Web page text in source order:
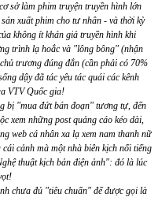
sở làm phim truyện truyền hình lớn
xuất phim cho tư nhân - và thời kỳ
không ít khán giả truyền hình khi
trình lạ hoắc và "lông bông" (nhận
trương đúng đắn (cần phải có 70%
dậy đã tác yêu tác quái các kênh
VTV Quốc gia!
"mua đứt bán đoạn" tương tự, đến
xem những post quảng cáo kéo dài,
web cá nhân xa lạ xem nam thanh nữ
cảnh mà một nhà biên kịch nổi tiếng
thuật kịch bản điện ảnh": đó là lúc
chưa đủ "tiêu chuẩn" để được gọi là